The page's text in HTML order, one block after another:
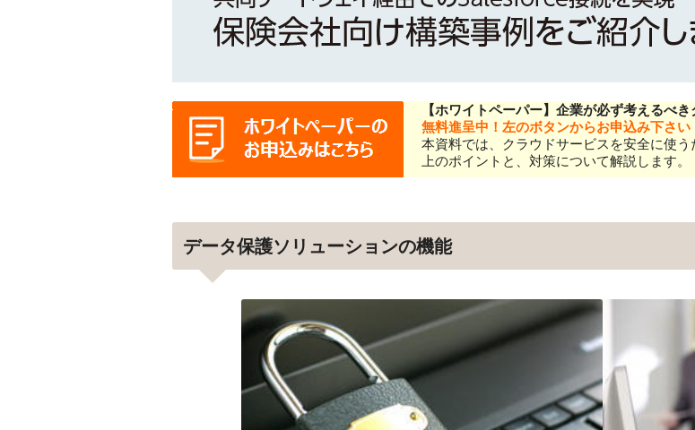
【ホワイトペーパー】企業が必ず考えるべ
無料進呈中！左のボタンからお申込み下さい
本資料では、クラウドサービスを安全に使
上のポイントと、対策について解説します。
データ保護ソリューションの機能